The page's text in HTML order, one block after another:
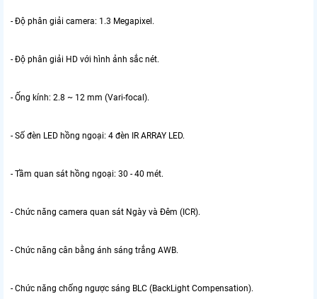
- Độ phân giải camera: 1.3 Megapixel.
- Độ phân giải HD với hình ảnh sắc nét.
- Ống kính: 2.8 ~ 12 mm (Vari-focal).
- Số đèn LED hồng ngoại: 4 đèn IR ARRAY LED.
- Tầm quan sát hồng ngoại: 30 - 40 mét.
- Chức năng camera quan sát Ngày và Đêm (ICR).
- Chức năng cân bằng ánh sáng trắng AWB.
- Chức năng chống ngược sáng BLC (BackLight Compensation).